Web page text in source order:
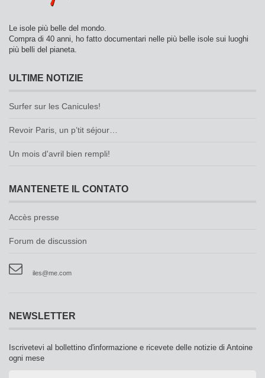
Le isole più belle del mondo.
Compra di 40 anni, ho fatto documentari nelle più belle isole sui luoghi
più belli del pianeta.
ULTIME NOTIZIE
Surfer sur les Canicules!
Revoir Paris, un p’tit séjour…
Un mois d'avril bien rempli!
MANTENETE IL CONTATO
Accès presse
Forum de discussion
iles@me.com
NEWSLETTER
Iscrivetevi al bollettino d'informazione e ricevete delle notizie di Antoine
ogni mese